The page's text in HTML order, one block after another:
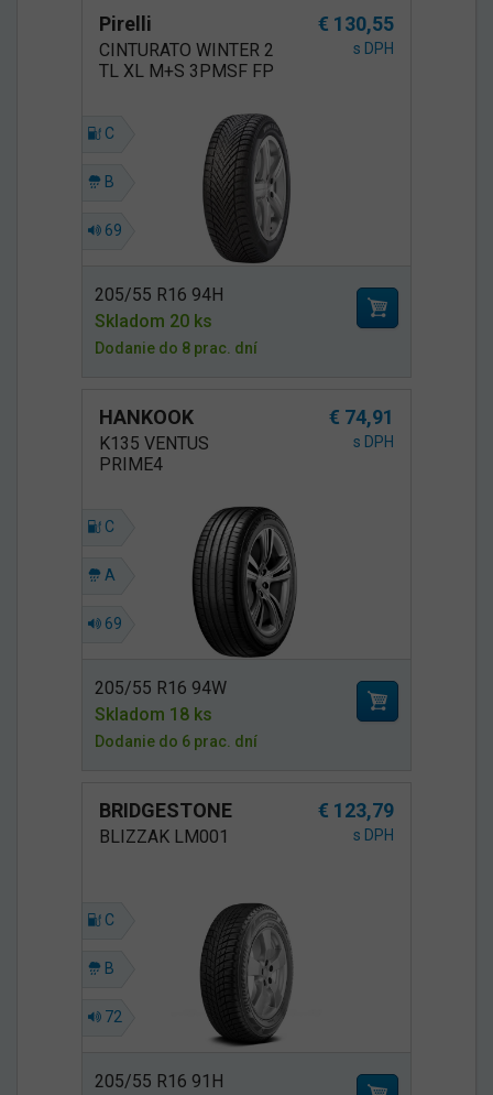
Pirelli € 130,55
CINTURATO WINTER 2
TL XL M+S 3PMSF FP
s DPH
C
B
69
205/55 R16 94H
Skladom 20 ks
Dodanie do 8 prac. dní
HANKOOK € 74,91
K135 VENTUS
PRIME4
s DPH
C
A
69
205/55 R16 94W
Skladom 18 ks
Dodanie do 6 prac. dní
BRIDGESTONE € 123,79
BLIZZAK LM001 s DPH
C
B
72
205/55 R16 91H